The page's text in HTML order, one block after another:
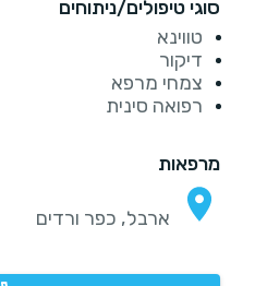
סוגי טיפולים/ניתוחים
טווינא
דיקור
צמחי מרפא
רפואה סינית
מרפאות
ארבל, כפר ורדים